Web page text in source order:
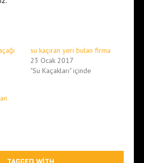
su kaçıran yeri bulan firma
23 Ocak 2017
"Su Kaçakları" içinde